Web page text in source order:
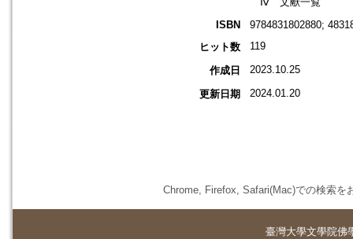
ISBN
9784831802880;
ヒット数
119
作成日 2023.10.25
更新日期 2024.01.20
Chrome, Firefox, Safari(Mac)での検索を
臺灣大學文學院佛